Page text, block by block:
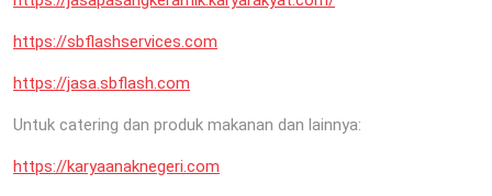
https://sbflashservices.com
https://jasa.sbflash.com
Untuk catering dan produk makanan dan lainnya:
https://karyaanaknegeri.com